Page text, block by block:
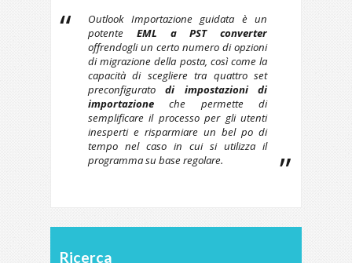
Outlook Importazione guidata è un
potente EML a PST converter
offrendogli un certo numero di opzioni
di migrazione della posta, così come la
capacità di scegliere tra quattro set
preconfiguratodi impostazioni di
importazione che permette di
semplificare il processo per gli utenti
inesperti e risparmiare un bel po di
tempo nel caso in cui si utilizza il
programma su base regolare.
Ricerca